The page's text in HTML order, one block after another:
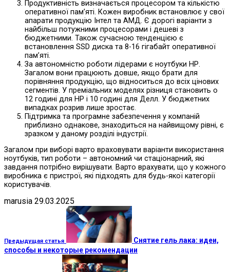
Продуктивність визначається процесором та кількістю
оперативної пам’яті. Кожен виробник встановлює у свої
апарати продукцію Інтел та АМД. Є дорогі варіанти з
найбільш потужними процесорами і дешеві з
бюджетними. Також сучасною тенденцією є
встановлення SSD диска та 8-16 гігабайт оперативної
пам’яті.
За автономністю роботи лідерами є ноутбуки НР.
Загалом вони працюють довше, якщо брати для
порівняння продукцію, що відноситься до всіх цінових
сегментів. У преміальних моделях різниця становить о
12 годині для НР і 10 годині для Делл. У бюджетних
випадках розрив лише зростає.
Підтримка та програмне забезпечення у компаній
приблизно однакове, знаходиться на найвищому рівні, є
зразком у даному розділі індустрії.
Загалом при виборі варто враховувати варіанти використання
ноутбуків, тип роботи – автономний чи стаціонарний, які
завдання потрібно вирішувати. Варто врахувати, що у кожного
виробника є пристрої, які підходять для будь-якої категорії
користувачів.
marusia 29.03.2025
Предыдущая статья
Снятие гель лака: идеи,
способы и некоторые рекомендации